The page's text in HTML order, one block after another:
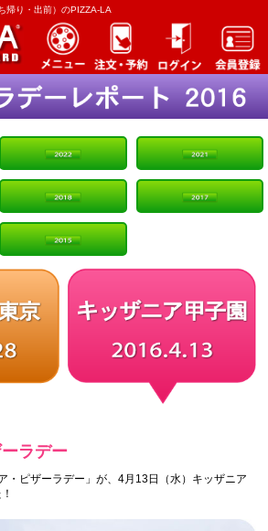
帰り・出前）のPIZZA-LA
ラデー
・ピザーラデー」が、4月13日（水）キッザニア